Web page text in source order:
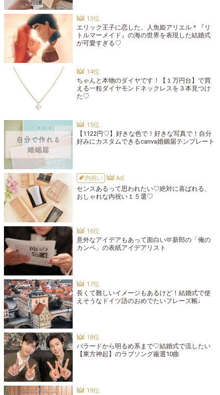
エリック王子に恋した、人魚姫アリエル＊『リ
トルマーメイド』の海の世界を表現した結婚式
が可愛すぎる♡
ちゃんと本物のダイヤです！【１万円台】で買
える一粒ダイヤモンドネックレスを３本見つけ
た♡
【1122円♡】好きな色で！好きな写真で！自分
好みにカスタムできるcanva婚姻届テンプレート
内祝い
センスあるって思われたい♡絶対に喜ばれる、
おしゃれな内祝い１５選♡
意外なアイデアもあって面白い🫶新郎の「俺の
カンペ」の表紙アイデアリスト
長くて難しいイメージもあるけど！結婚式で使
えそうなドイツ語のおめでたいフレーズ帳♩
バラードから明るめ系まで♡結婚式で流したい
【東方神起】のラブソング厳選10曲